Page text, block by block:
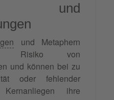
und
und Metaphern
Risiko von
und können bei zu
oder fehlender
ihre